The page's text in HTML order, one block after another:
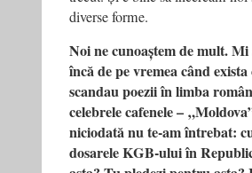
diverse forme.
Noi ne cunoaștem de mult.
încă de pe vremea când
scandau poezii în limba
celebrele cafenele –
niciodată nu te‑am întrebat:
dosarele KGB‑ului în